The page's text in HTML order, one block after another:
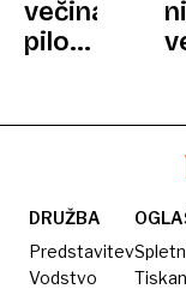
večina
pilotov
poletom
ni
DRUŽBA
Predstavitev
Vodstvo